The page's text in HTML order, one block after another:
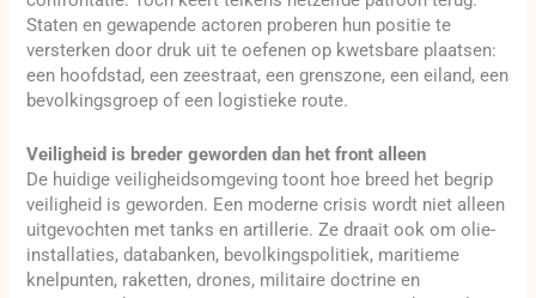
Staten en gewapende actoren proberen hun positie te
versterken door druk uit te oefenen op kwetsbare plaatsen:
een hoofdstad, een zeestraat, een grenszone, een eiland, een
bevolkingsgroep of een logistieke route.
Veiligheid is breder geworden dan het front alleen
De huidige veiligheidsomgeving toont hoe breed het begrip
veiligheid is geworden. Een moderne crisis wordt niet alleen
uitgevochten met tanks en artillerie. Ze draait ook om olie-
installaties, databanken, bevolkingspolitiek, maritieme
knelpunten, raketten, drones, militaire doctrine en